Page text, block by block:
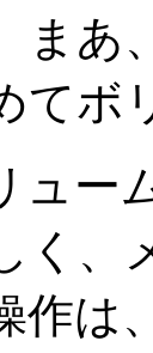
まあ
てボ
ーム
く、
作は